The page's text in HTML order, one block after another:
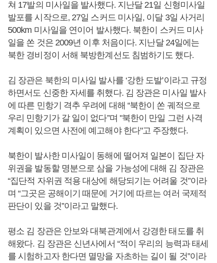
쳐 17발의 미사일을 발사했다. 지난달 21일 신형미사일
발포를 시작으로, 27일 스커드 미사일, 이달 3일 사거리
500km 미사일을 연이어 발사했다. 북한이 스커드 미사
일을 쏜 것은 2009년 이후 처음이다. 지난달 24일에는
북한 경비정이 서해 북방한계선도 침범하기도 했다.
김 장관은 북한의 미사일 발사를 ‘강한 도발’이라고 규정
하면서도 신중한 자세를 취했다. 김 장관은 미사일 발사
에 따른 민항기 격추 우려에 대해 “북한이 쏜 궤적으로
우리 민항기가 갈 일이 없다”며 "북한이 만일 그런 사격
계획이 있으면 사전에 예고해야 한다"고 주장했다.
북한이 발사한 미사일이 동해에 떨어져 일본이 집단 자
위권을 발동할 명분으로 삼을 가능성에 대해 김 장관은
“집단적 자위권 적용 대상에 해당되기는 어려울 것”이라
며 “그곳은 공해이기 때문에 거기에 따르는 여러 국제적
판단이 있을 것”이라고 말했다.
평소 김 장관은 안보와 대북관계에서 강경한 태도를 취
해왔다. 김 장관은 신년사에서 “적이 우리의 능력과 태세
를 시험하고자 한다면 멸망을 자초하는 길이 될 것”이라